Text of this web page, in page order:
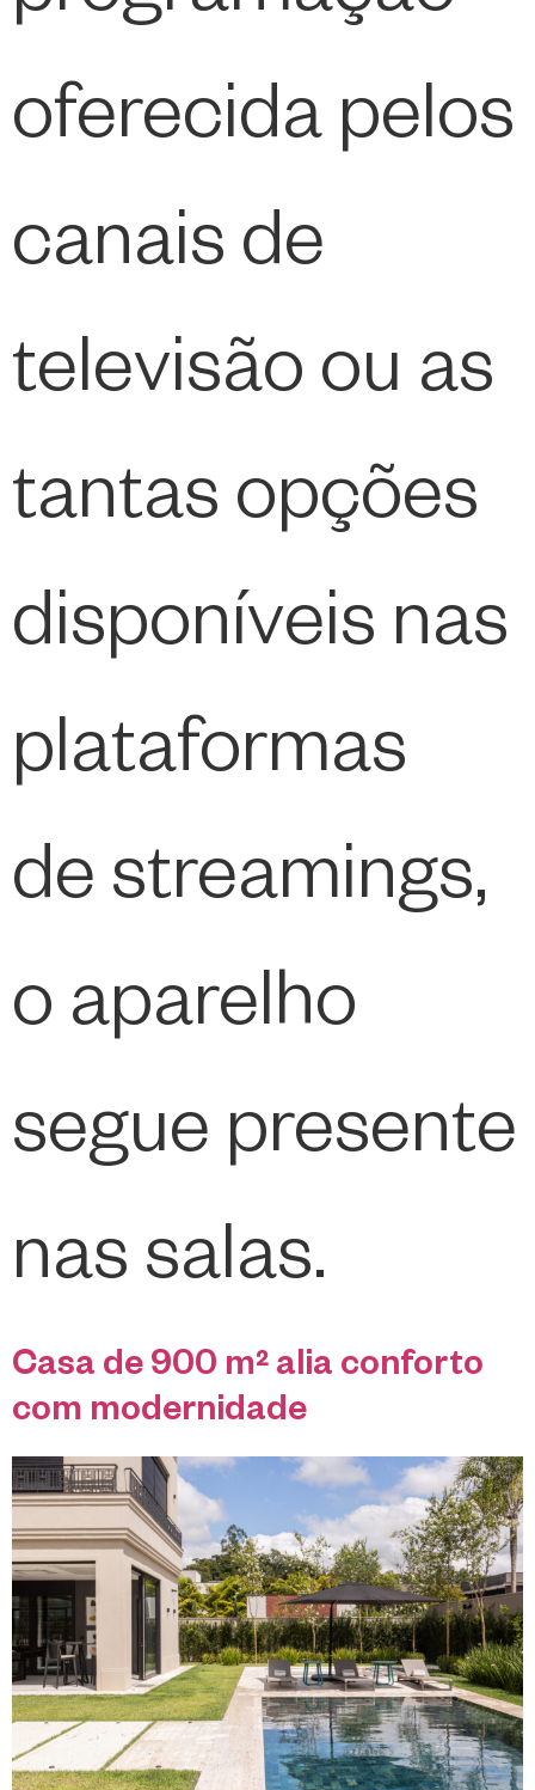
oferecida pelos
canais de
televisão ou as
tantas opções
disponíveis nas
plataformas
de streamings,
o aparelho
segue presente
nas salas.
Casa de 900 m² alia conforto
com modernidade